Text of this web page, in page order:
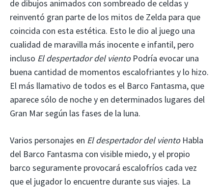
de dibujos animados con sombreado de celdas y
reinventó gran parte de los mitos de Zelda para que
coincida con esta estética. Esto le dio al juego una
cualidad de maravilla más inocente e infantil, pero
incluso El despertador del vientoPodría evocar una
buena cantidad de momentos escalofriantes y lo hizo.
El más llamativo de todos es el Barco Fantasma, que
aparece sólo de noche y en determinados lugares del
Gran Mar según las fases de la luna.
Varios personajes en El despertador del vientoHabla
del Barco Fantasma con visible miedo, y el propio
barco seguramente provocará escalofríos cada vez
que el jugador lo encuentre durante sus viajes. La